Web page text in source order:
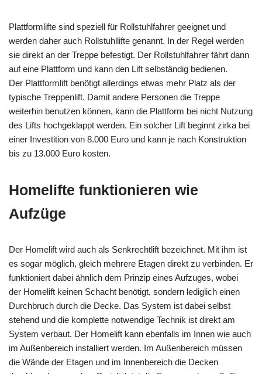
Plattformlifte sind speziell für Rollstuhlfahrer geeignet und
werden daher auch Rollstuhllifte genannt. In der Regel werden
sie direkt an der Treppe befestigt. Der Rollstuhlfahrer fährt dann
auf eine Plattform und kann den Lift selbständig bedienen.
Der Plattformlift benötigt allerdings etwas mehr Platz als der
typische Treppenlift. Damit andere Personen die Treppe
weiterhin benutzen können, kann die Plattform bei nicht Nutzung
des Lifts hochgeklappt werden. Ein solcher Lift beginnt zirka bei
einer Investition von 8.000 Euro und kann je nach Konstruktion
bis zu 13.000 Euro kosten.
Homelifte funktionieren wie
Aufzüge
Der Homelift wird auch als Senkrechtlift bezeichnet. Mit ihm ist
es sogar möglich, gleich mehrere Etagen direkt zu verbinden. Er
funktioniert dabei ähnlich dem Prinzip eines Aufzuges, wobei
der Homelift keinen Schacht benötigt, sondern lediglich einen
Durchbruch durch die Decke. Das System ist dabei selbst
stehend und die komplette notwendige Technik ist direkt am
System verbaut. Der Homelift kann ebenfalls im Innen wie auch
im Außenbereich installiert werden. Im Außenbereich müssen
die Wände der Etagen und im Innenbereich die Decken